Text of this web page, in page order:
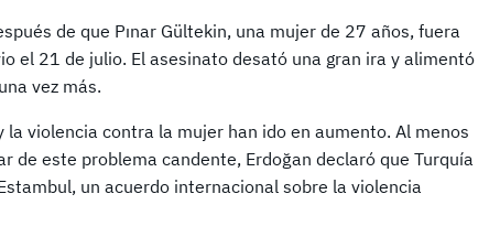
de que Pınar Gültekin, una mujer de 27 años, fuera
el 21 de julio. El asesinato desató una gran ira y alimentó
vez más.
violencia contra la mujer han ido en aumento. Al menos
de este problema candente, Erdoğan declaró que Turquía
un acuerdo internacional sobre la violencia